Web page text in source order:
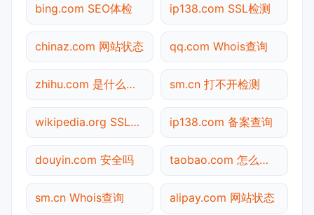
bing.com SEO体检 ip138.com SSL检测
chinaz.com 网站状态 qq.com Whois查询
zhihu.com 是什么网站 sm.cn 打不开检测
wikipedia.org SSL检测 ip138.com 备案查询
douyin.com 安全吗 taobao.com 怎么进入
sm.cn Whois查询 alipay.com 网站状态